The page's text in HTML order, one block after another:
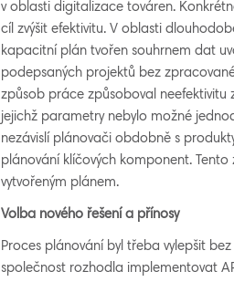
v oblasti digitalizace továren.
cíl zvýšit efektivitu. V oblasti
kapacitní plán tvořen souhrnem dat
podepsaných projektů bez
způsob práce způsoboval
jejichž parametry nebylo možné
nezávislí plánovači obdobně s
plánování klíčových komponent.
vytvořeným plánem.
Volba nového řešení a přínosy
Proces plánování byl třeba vylepšit
společnost rozhodla implementovat